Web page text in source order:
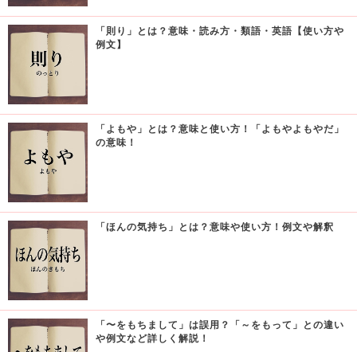
「則り」とは？意味・読み方・類語・英語【使い方や
例文】
「よもや」とは？意味と使い方！「よもやよもやだ」
の意味！
「ほんの気持ち」とは？意味や使い方！例文や解釈
「〜をもちまして」は誤用？「～をもって」との違い
や例文など詳しく解説！